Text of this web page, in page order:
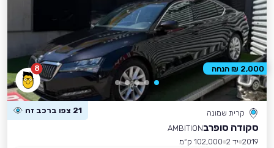
8
קרית שמונה 21 צפו ברכב זה
סקודה סופרבAMBITION
2019 יד 2
102,000 ק״מ
2,000 ₪ הנחה